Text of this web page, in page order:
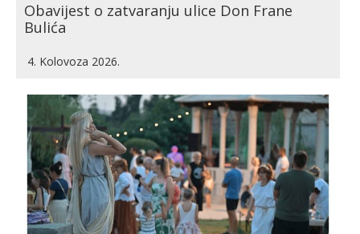
Obavijest o zatvaranju ulice Don Frane
Bulića
4. Kolovoza 2026.